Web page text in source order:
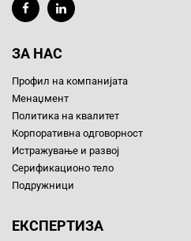
ЗА НАС
Профил на компанијата
Менаџмент
Политика на квалитет
Корпоративна одговорност
Истражување и развој
Серификационо тело
Подружници
ЕКСПЕРТИЗА